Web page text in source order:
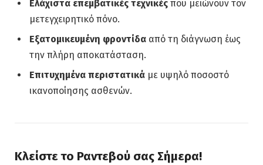
Ελάχιστα επεμβατικές τεχνικές που μειώνουν τον
μετεγχειρητικό πόνο.
Εξατομικευμένη φροντίδα από τη διάγνωση έως
την πλήρη αποκατάσταση.
Επιτυχημένα περιστατικά με υψηλό ποσοστό
ικανοποίησης ασθενών.
Κλείστε το Ραντεβού σας Σήμερα!